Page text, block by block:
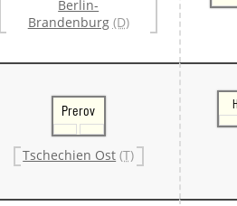
Berlin-
Brandenburg (D)
Prerov
Tschechien Ost (T)